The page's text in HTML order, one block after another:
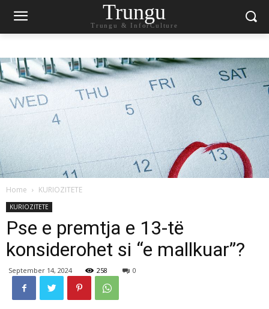
Trungu
Trungu & InforCulture
Home KURIOZITETE
KURIOZITETE
Pse e premtja e 13-të
konsiderohet si “e mallkuar”?
September 14, 2024 258 0